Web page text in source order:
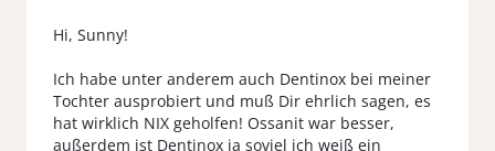
Hi, Sunny!
Ich habe unter anderem auch Dentinox bei meiner
Tochter ausprobiert und muß Dir ehrlich sagen, es
hat wirklich NIX geholfen! Ossanit war besser,
außerdem ist Dentinox ja soviel ich weiß ein